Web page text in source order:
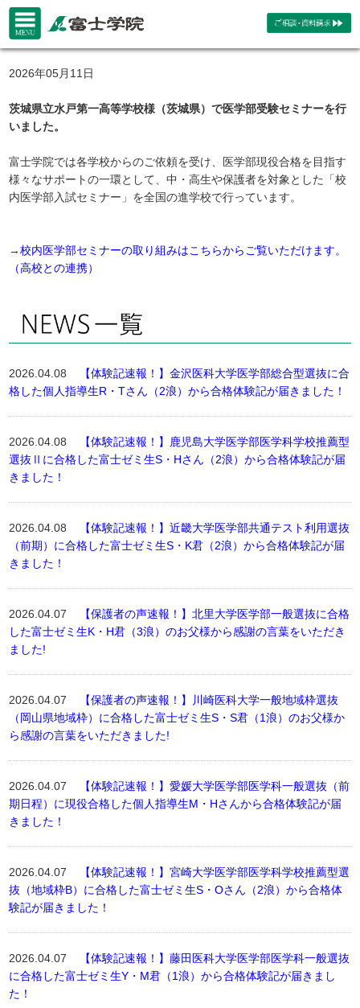
2026年05月11日
茨城県立水戸第一高等学校様（茨城県）で医学部受験セミナーを行
いました。
富士学院では各学校からのご依頼を受け、医学部現役合格を目指す
様々なサポートの一環として、中・高生や保護者を対象とした「校
内医学部入試セミナー」を全国の進学校で行っています。
→校内医学部セミナーの取り組みはこちらからご覧いただけます。
（高校との連携）
2026.04.08
【体験記速報！】金沢医科大学医学部総合型選抜に合
格した個人指導生R・Tさん（2浪）から合格体験記が届きました！
2026.04.08
【体験記速報！】鹿児島大学医学部医学科学校推薦型
選抜Ⅱに合格した富士ゼミ生S・Hさん（2浪）から合格体験記が届
きました！
2026.04.08
【体験記速報！】近畿大学医学部共通テスト利用選抜
（前期）に合格した富士ゼミ生S・K君（2浪）から合格体験記が届
きました！
2026.04.07
【保護者の声速報！】北里大学医学部一般選抜に合格
した富士ゼミ生K・H君（3浪）のお父様から感謝の言葉をいただき
ました!
2026.04.07
【保護者の声速報！】川崎医科大学一般地域枠選抜
（岡山県地域枠）に合格した富士ゼミ生S・S君（1浪）のお父様か
ら感謝の言葉をいただきました!
2026.04.07
【体験記速報！】愛媛大学医学部医学科一般選抜（前
期日程）に現役合格した個人指導生M・Hさんから合格体験記が届
きました！
2026.04.07
【体験記速報！】宮崎大学医学部医学科学校推薦型選
抜（地域枠B）に合格した富士ゼミ生S・Oさん（2浪）から合格体
験記が届きました！
2026.04.07
【体験記速報！】藤田医科大学医学部医学科一般選抜
に合格した富士ゼミ生Y・M君（1浪）から合格体験記が届きまし
た！